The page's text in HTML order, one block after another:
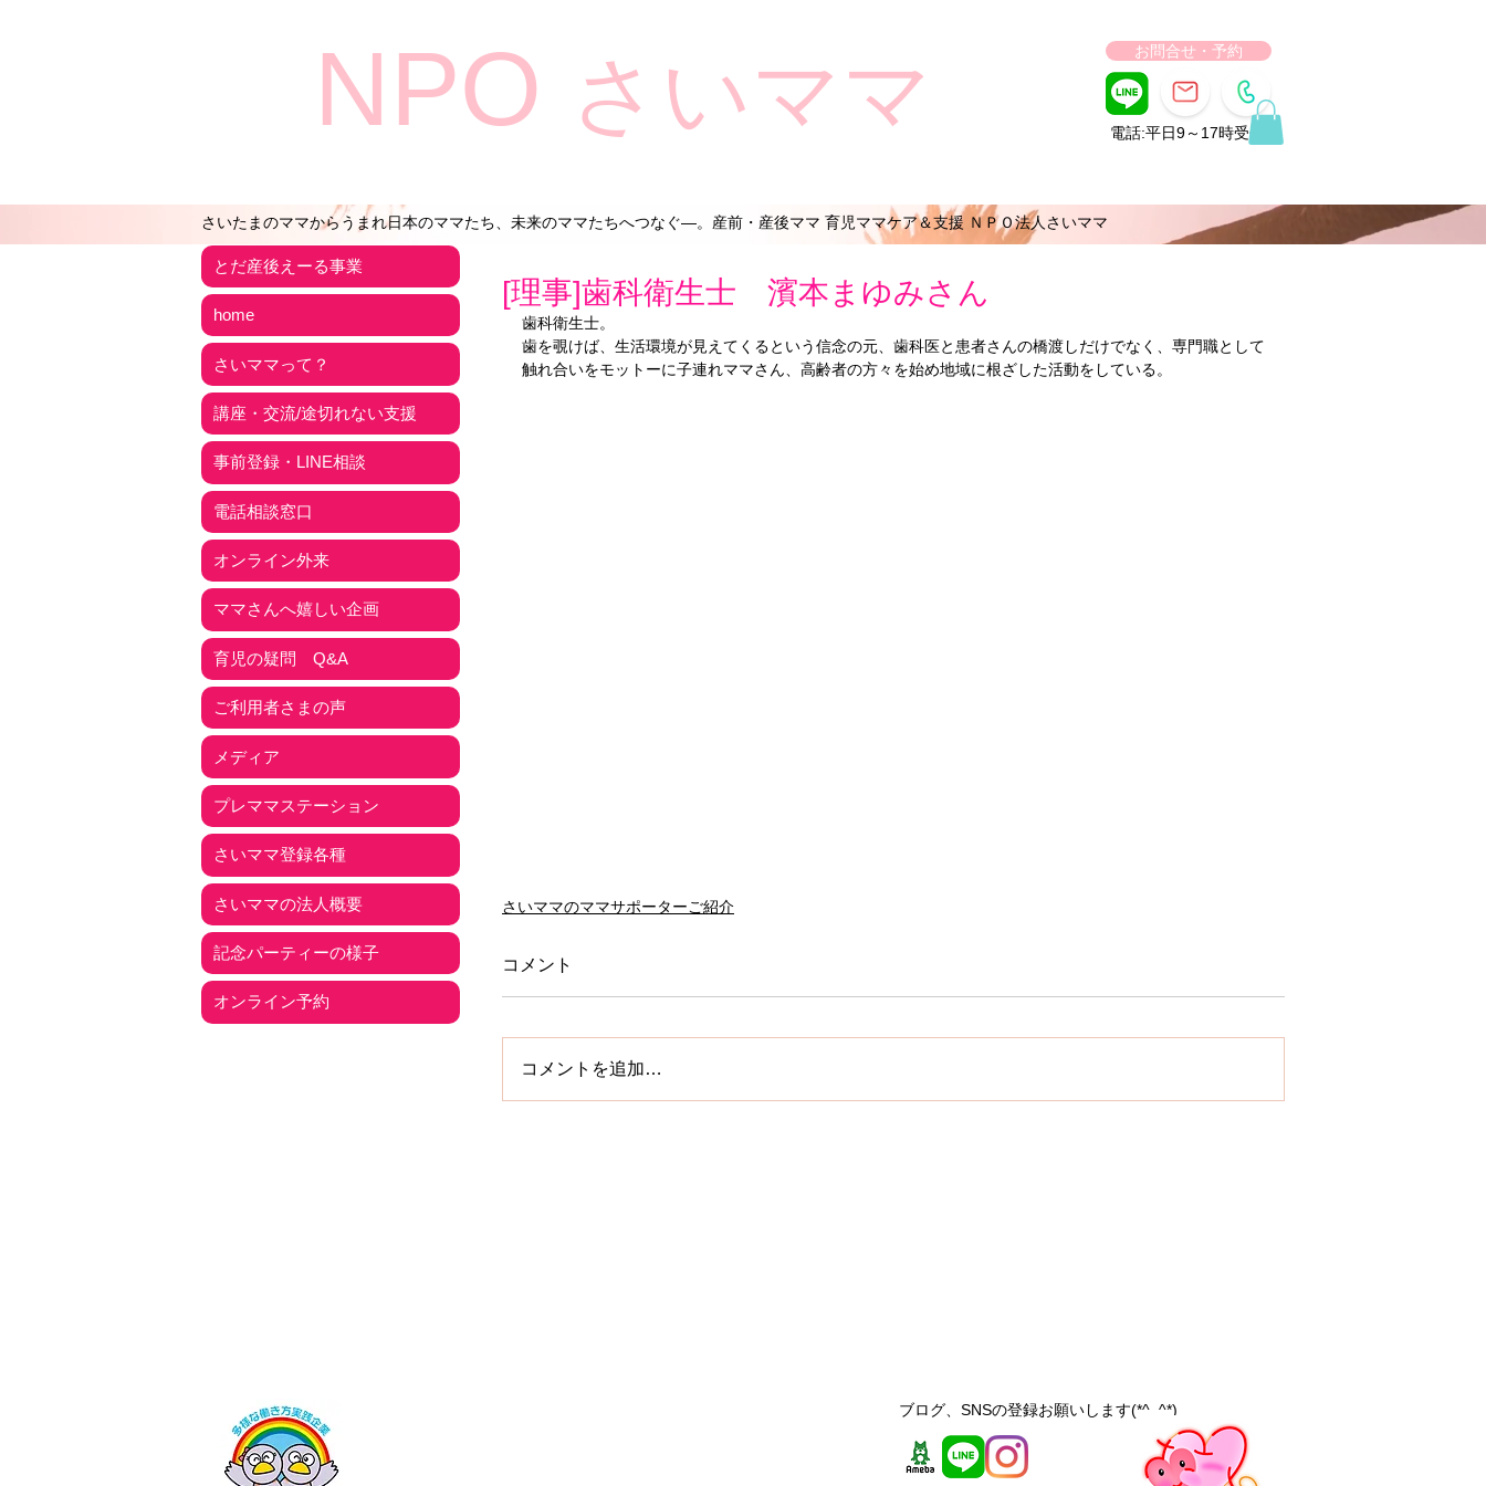
NPO さいママ 電話:平日9～17時受付
お問合せ・予約
さいたまのママからうまれ日本のママたち、未来のママたちへつなぐ―。産前・産後ママ 育児ママケア＆支援 ＮＰＯ法人さいママ
[理事]歯科衛生士 濱本まゆみさん
歯科衛生士。
歯を覗けば、生活環境が見えてくるという信念の元、歯科医と患者さんの橋渡しだけでなく、専門職として
触れ合いをモットーに子連れママさん、高齢者の方々を始め地域に根ざした活動をしている。
さいママのママサポーターご紹介
コメント
コメントを追加…
とだ産後えーる事業
home
さいママって？
講座・交流/途切れない支援
事前登録・LINE相談
電話相談窓口
オンライン外来
ママさんへ嬉しい企画
育児の疑問 Q&A
ご利用者さまの声
メディア
プレママステーション
さいママ登録各種
さいママの法人概要
記念パーティーの様子
オンライン予約
ブログ、SNSの登録お願いします(*^_^*)